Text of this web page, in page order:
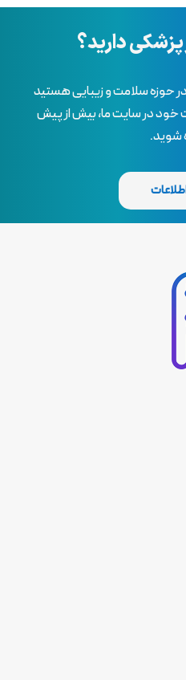
پزشکی دارید؟
در حوزه سلامت و زیبایی هستید
خود در سایت ما، بیش از پیش
شوید.